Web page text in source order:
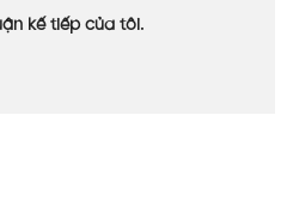
kế tiếp của tôi.